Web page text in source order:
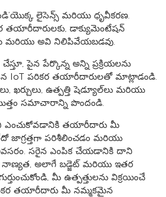
లైసెన్స్ మరియు ధృవీకరణ.
డాక్యుమెంటేషన్
మరియు అవి నిలిపివేయబడవు.
పైన పేర్కొన్న అన్ని ప్రక్రియలను
IoT పరికర తయారీదారులతో మాట్లాడండి.
ఖర్చులు, ఉత్పత్తి షెడ్యూల్‌లు మరియు
సమాచారాన్ని పొందండి.
ఎంచుకోవడానికి తయారీదారు మీ
జాగ్రత్తగా పరిశీలించడం మరియు
సరైన ఎంపిక చేయడానికి దాని
నాణ్యత, అలాగే బడ్జెట్ మరియు ఇతర
మీ ఉత్పత్తులను విక్రయించే
తయారీదారు మీ నమ్మకమైన